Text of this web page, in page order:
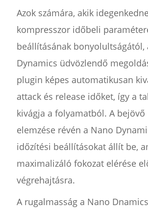
Azok számára, akik
kompresszor időbeli
beállításának bonyolultságától,
Dynamics üdvözlendő
plugin képes automatikusan
attack és release időket, így a
kivágja a folyamatból. A bejövő
elemzése révén a Nano
időzítési beállításokat állít be,
maximalizáló fokozat elérése
végrehajtásra.
A rugalmasság a Nano